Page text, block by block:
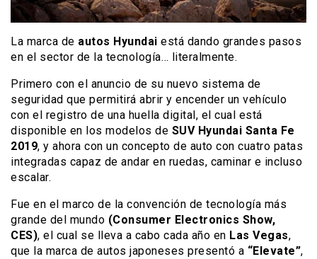
La marca de autos Hyundai está dando grandes pasos
en el sector de la tecnología… literalmente.
Primero con el anuncio de su nuevo sistema de
seguridad que permitirá abrir y encender un vehículo
con el registro de una huella digital, el cual está
disponible en los modelos de SUV Hyundai Santa Fe
2019, y ahora con un concepto de auto con cuatro patas
integradas capaz de andar en ruedas, caminar e incluso
escalar.
Fue en el marco de la convención de tecnología más
grande del mundo (Consumer Electronics Show,
CES), el cual se lleva a cabo cada año en Las Vegas,
que la marca de autos japoneses presentó a “Elevate”,